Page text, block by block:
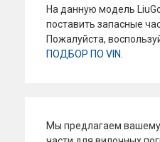
На данную модель
поставить запасные
Пожалуйста,
ПОДБОР ПО VIN
Мы предлагаем